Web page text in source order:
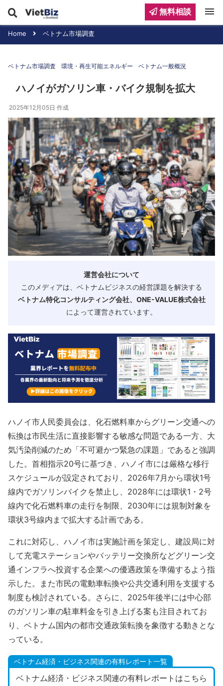
Home ベトナム市場調査
ベトナム市場調査 環境・再生可能エネルギー ベトナム一般概況
ハノイがガソリン車・バイク規制を拡大
2025年12月05日 作成
運営会社について
このメディアは、ベトナムビジネスの経営課題を解決する
ベトナム特化コンサルティング会社、ONE-VALUE株式会社
によって運営されています。
ハノイ市人民委員会は、化石燃料車からグリーン交通への
転換は市民生活に直接影響する敏感な問題である一方、大
気汚染削減のため「不可避かつ緊急の課題」であると強調
した。首相指示20号に基づき、ハノイ市には厳格な移行
スケジュールが設定されており、2026年7月から環状1号
線内でガソリンバイクを禁止し、2028年には環状1・2号
線内で化石燃料車の走行を制限、2030年には規制対象を
環状3号線内まで拡大する計画である。
これに対応し、ハノイ市は実施計画を策定し、建設局に対
して充電ステーションやバッテリー交換所などグリーン交
通インフラへ投資する企業への優遇政策を準備するよう指
示した。また市民の電動車転換や公共交通利用を支援する
制度も検討されている。さらに、2025年後半には中心部
のガソリン車の駐車料金を引き上げる案も注目されてお
り、ベトナム国内の都市交通政策転換を象徴する動きとな
っている。
ベトナム経済・ビジネス関連の有料レポート一覧
ベトナム経済・ビジネス関連の有料レポートはこちら
無料相談 menu